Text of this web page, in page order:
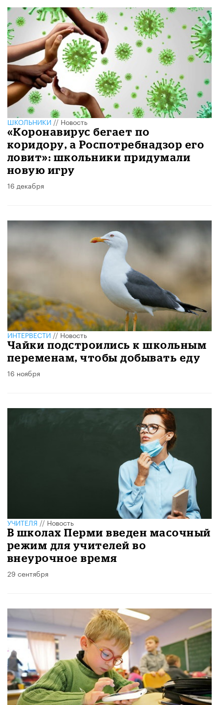
ШКОЛЬНИКИ//Новость
«Коронавирус бегает по
коридору, а Роспотребнадзор его
ловит»: школьники придумали
новую игру
16 декабря
ИНТЕРВЕСТИ//Новость
Чайки подстроились к школьным
переменам, чтобы добывать еду
16 ноября
УЧИТЕЛЯ//Новость
В школах Перми введен масочный
режим для учителей во
внеурочное время
29 сентября